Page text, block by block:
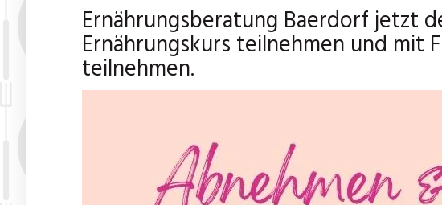
Ernährungsberatung Baerdorf jetzt
Ernährungskurs teilnehmen und mit
teilnehmen.